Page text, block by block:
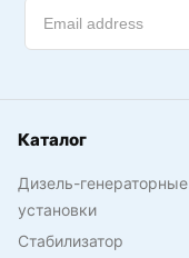
Каталог
Дизель-генераторные
установки
Стабилизатор